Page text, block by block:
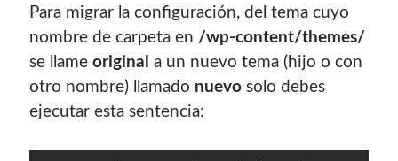
Para migrar la configuración, del tema cuyo
nombre de carpeta en /wp-content/themes/
se llameoriginal a un nuevo tema (hijo o con
otro nombre) llamado nuevo solo debes
ejecutar esta sentencia: